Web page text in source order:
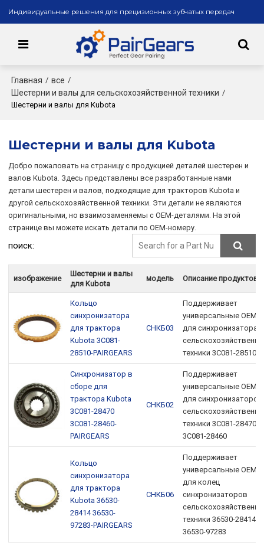
Индивидуальные решения для прецизионных зубчатых передач
Главная / все /
Шестерни и валы для сельскохозяйственной техники /
Шестерни и валы для Kubota
Шестерни и валы для Kubota
Добро пожаловать на страницу с продукцией деталей шестерен и
валов Kubota. Здесь представлены все разработанные нами
детали шестерен и валов, подходящие для тракторов Kubota и
другой сельскохозяйственной техники. Эти детали не являются
оригинальными, но взаимозаменяемы с OEM-деталями. На этой
странице вы можете искать детали по OEM-номеру.
поиск:
изображение
Шестерни и валы
для Kubota
модель Описание продуктов
Кольцо
синхронизатора
для трактора
Kubota 3C081-
28510-PAIRGEARS
СНКБ03
Поддерживает
универсальные OEM-
для синхронизатора
техники 3C081-28510
Синхронизатор в
сборе для
трактора Kubota
3C081-28470
3C081-28460-
PAIRGEARS
СНКБ02
Поддерживает
универсальные OEM-
для синхронизаторов
техники 3C081-28470,
3C081-28460
Кольцо
синхронизатора
для трактора
Kubota 36530-
28414 36530-
97283-PAIRGEARS
СНКБ06
Поддерживает
универсальные OEM-
для колец
синхронизаторов
техники 36530-28414,
36530-97283